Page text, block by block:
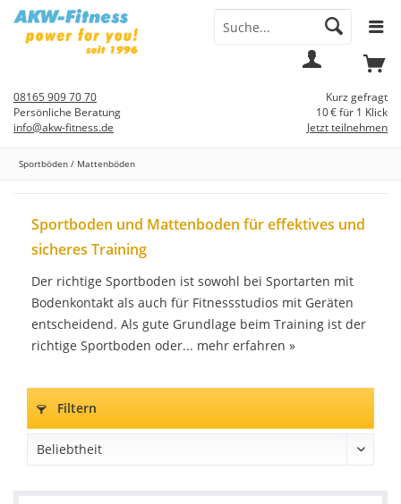
Kurz gefragt
10 € für 1 Klick
Jetzt teilnehmen
08165 909 70 70
Persönliche Beratung
info@akw-fitness.de
Sportböden / Mattenböden
Sportboden und Mattenboden für effektives und
sicheres Training
Der richtige Sportboden ist sowohl bei Sportarten mit
Bodenkontakt als auch für Fitnessstudios mit Geräten
entscheidend. Als gute Grundlage beim Training ist der
richtige Sportboden oder... mehr erfahren »
Filtern